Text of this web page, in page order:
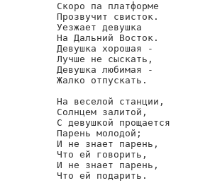
Скоро па платформе
Прозвучит свисток.
Уезжает девушка
На Дальний Восток.
Девушка хорошая -
Лучше не сыскать,
Девушка любимая -
Жалко отпускать.
На веселой станции,
Солнцем залитой,
С девушкой прощается
Парень молодой;
И не знает парень,
Что ей говорить,
И не знает парень,
Что ей подарить.